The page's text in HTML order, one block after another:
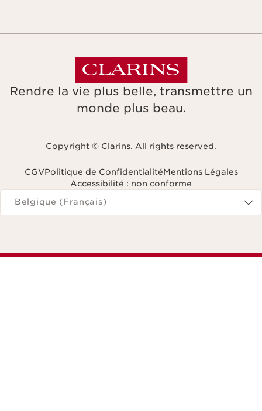
Rendre la vie plus belle, transmettre un
monde plus beau.
Copyright © Clarins. All rights reserved.
CGVPolitique de ConfidentialitéMentions Légales
Accessibilité : non conforme
Naviguer vers
Belgique (Français)